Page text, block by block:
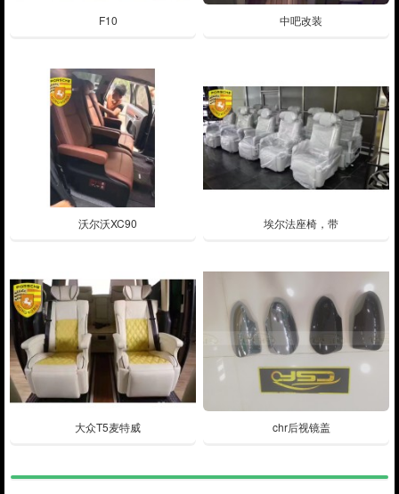
F10 中吧改装
沃尔沃XC90 埃尔法座椅，带
大众T5麦特威 chr后视镜盖